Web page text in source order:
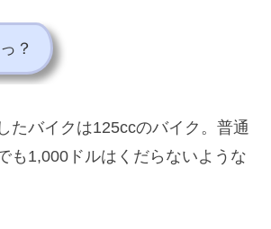
？
たバイクは125ccのバイク。普通
も1,000ドルはくだらないような